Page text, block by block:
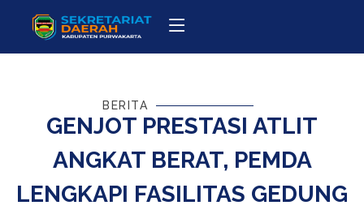
BERITA
GENJOT PRESTASI ATLIT
ANGKAT BERAT, PEMDA
LENGKAPI FASILITAS GEDUNG